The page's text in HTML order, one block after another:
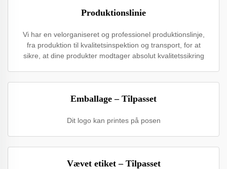
Produktionslinie
Vi har en velorganiseret og professionel produktionslinje,
fra produktion til kvalitetsinspektion og transport, for at
sikre, at dine produkter modtager absolut kvalitetssikring
Emballage – Tilpasset
Dit logo kan printes på posen
Vævet etiket – Tilpasset